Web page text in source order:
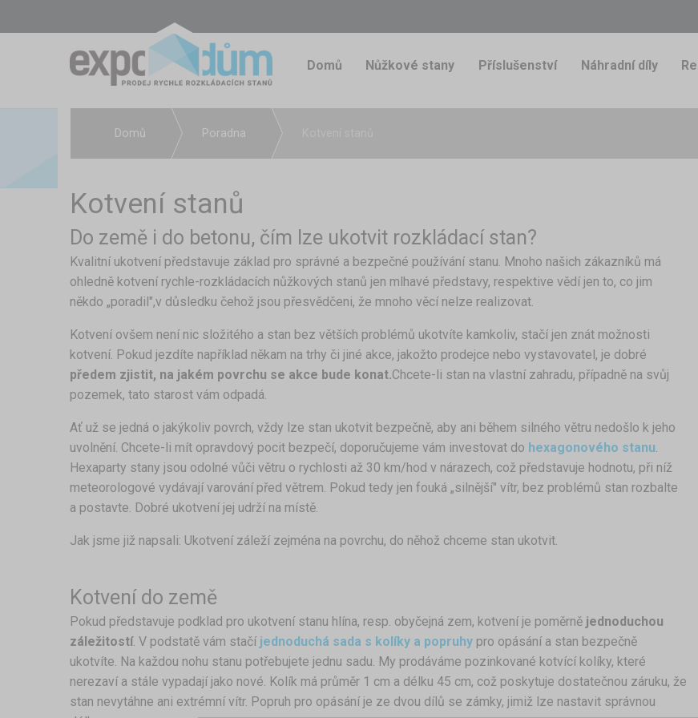
Domů Nůžkové stany Příslušenství Náhradní díly
Domů Poradna
Kotvení stanů
Do země i do betonu, čím lze ukotvit rozkládací stan?
Kvalitní ukotvení představuje základ pro správné a bezpečné používání stanu. Mnoho našich zákazníků má
ohledně kotvení rychle-rozkládacích nůžkových stanů jen mlhavé představy, respektive vědí jen to, co jim
někdo „poradil",v důsledku čehož jsou přesvědčeni, že mnoho věcí nelze realizovat.
Kotvení ovšem není nic složitého a stan bez větších problémů ukotvíte kamkoliv, stačí jen znát možnosti
kotvení. Pokud jezdíte například někam na trhy či jiné akce, jakožto prodejce nebo vystavovatel, je dobré
předem zjistit, na jakém povrchu se akce bude konat.Chcete-li stan na vlastní zahradu, případně na svůj
pozemek, tato starost vám odpadá.
Ať už se jedná o jakýkoliv povrch, vždy lze stan ukotvit bezpečně, aby ani během silného větru nedošlo k jeho
uvolnění. Chcete-li mít opravdový pocit bezpečí, doporučujeme vám investovat do hexagonového stanu.
Hexaparty stany jsou odolné vůči větru o rychlosti až 30 km/hod v nárazech, což představuje hodnotu, při níž
meteorologové vydávají varování před větrem. Pokud tedy jen fouká „silnější" vítr, bez problémů stan rozbalte
a postavte. Dobré ukotvení jej udrží na místě.
Jak jsme již napsali: Ukotvení záleží zejména na povrchu, do něhož chceme stan ukotvit.
Kotvení do země
Pokud představuje podklad pro ukotvení stanu hlína, resp. obyčejná zem, kotvení je poměrně jednoduchou
záležitostí. V podstatě vám stačí jednoduchá sada s kolíky a popruhy pro opásání a stan bezpečně
ukotvíte. Na každou nohu stanu potřebujete jednu sadu. My prodáváme pozinkované kotvící kolíky, které
nerezaví a stále vypadají jako nové. Kolík má průměr 1 cm a délku 45 cm, což poskytuje dostatečnou záruku, že
stan nevytáhne ani extrémní vítr. Popruh pro opásání je ze dvou dílů se zámky, jimiž lze nastavit správnou